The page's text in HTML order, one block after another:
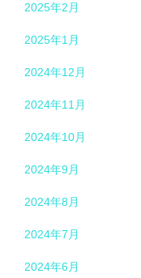
2025年2月
2025年1月
2024年12月
2024年11月
2024年10月
2024年9月
2024年8月
2024年7月
2024年6月